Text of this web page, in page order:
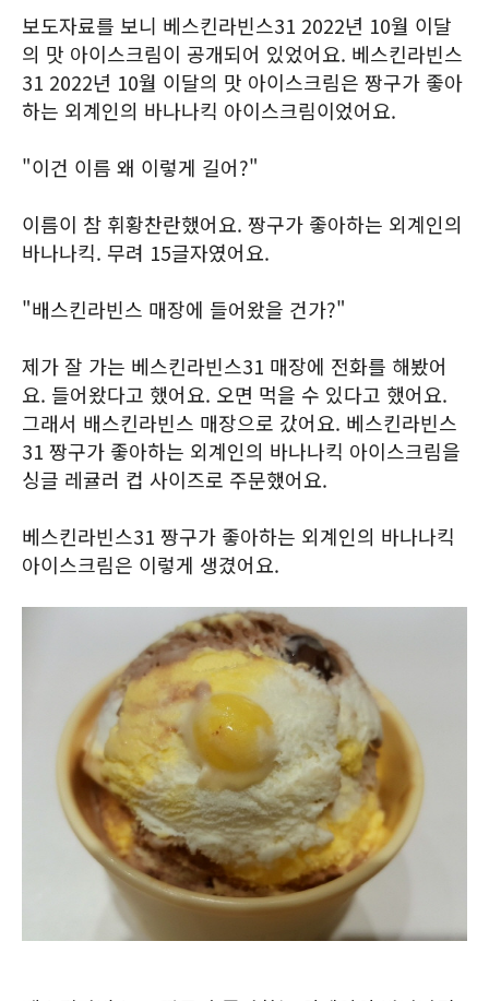
보도자료를 보니 베스킨라빈스31 2022년 10월 이달
의 맛 아이스크림이 공개되어 있었어요. 베스킨라빈스
31 2022년 10월 이달의 맛 아이스크림은 짱구가 좋아
하는 외계인의 바나나킥 아이스크림이었어요.
"이건 이름 왜 이렇게 길어?"
이름이 참 휘황찬란했어요. 짱구가 좋아하는 외계인의
바나나킥. 무려 15글자였어요.
"배스킨라빈스 매장에 들어왔을 건가?"
제가 잘 가는 베스킨라빈스31 매장에 전화를 해봤어
요. 들어왔다고 했어요. 오면 먹을 수 있다고 했어요.
그래서 배스킨라빈스 매장으로 갔어요. 베스킨라빈스
31 짱구가 좋아하는 외계인의 바나나킥 아이스크림을
싱글 레귤러 컵 사이즈로 주문했어요.
베스킨라빈스31 짱구가 좋아하는 외계인의 바나나킥
아이스크림은 이렇게 생겼어요.